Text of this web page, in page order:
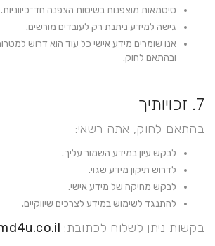
סיסמאות מוצפנות בשיטות הצפנה חד־כיווניות.
גישה למידע ניתנת רק לעובדים מורשים.
אנו שומרים מידע אישי כל עוד הוא דרוש
ובהתאם לחוק.
7. זכויותיך
בהתאם לחוק, אתה רשאי:
לבקש עיון במידע השמור עליך.
לדרוש תיקון מידע שגוי.
לבקש מחיקה של מידע אישי.
להתנגד לשימוש במידע לצרכים שיווקיים.
בקשות ניתן לשלוח לכתובת: